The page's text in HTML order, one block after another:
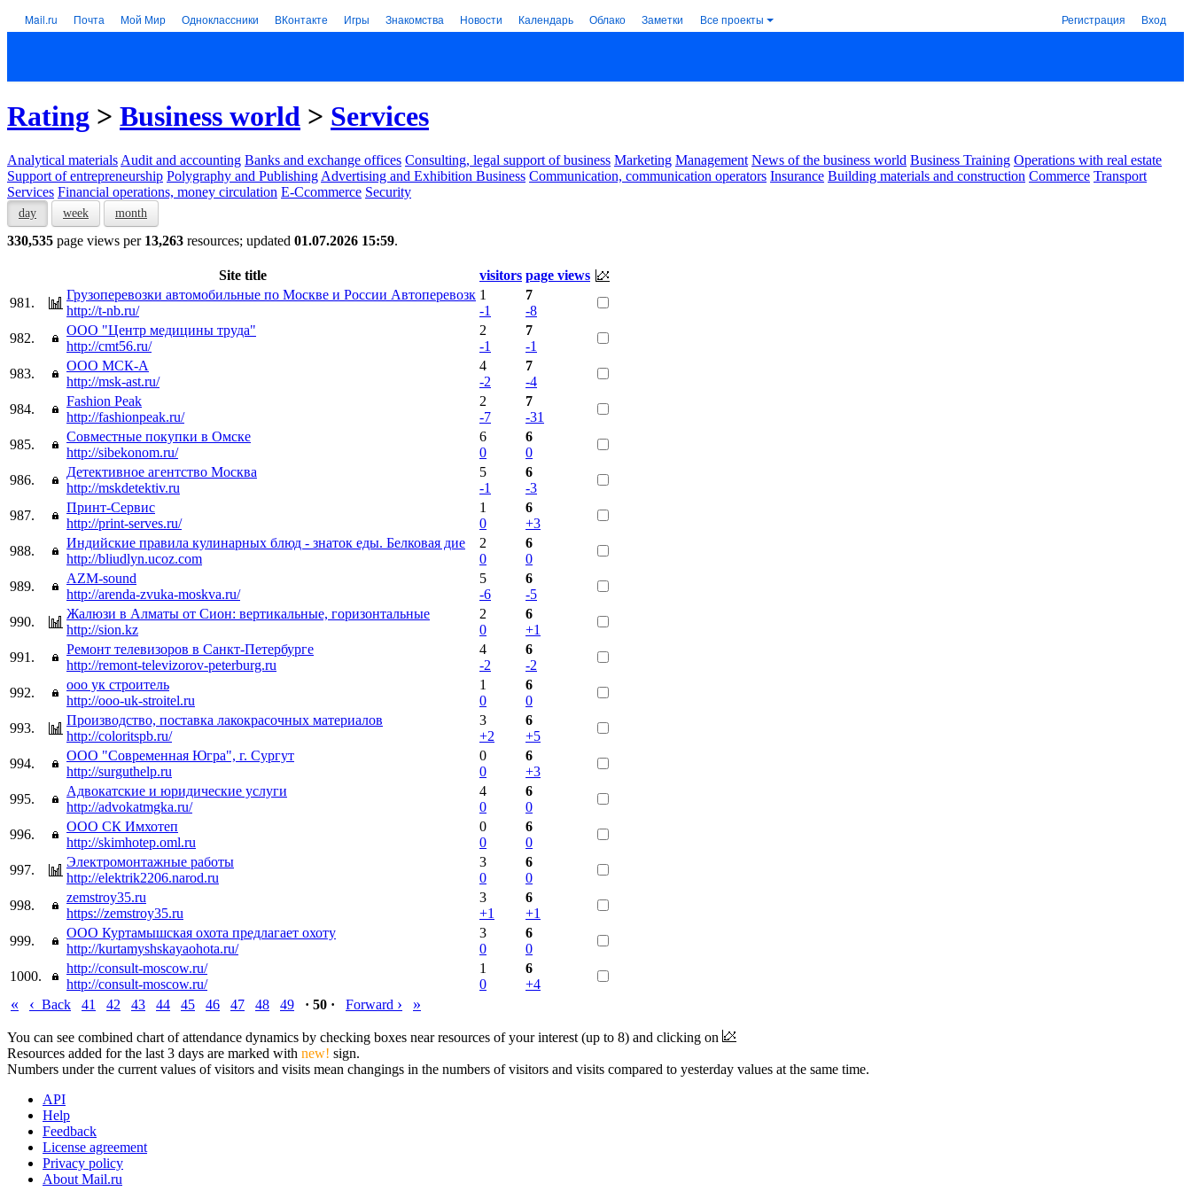
Mail.ru Почта Мой Мир Одноклассники ВКонтакте Игры Знакомства Новости Календарь Облако Заметки Все проекты Регистрация Вход
Rating > Business world > Services
Analytical materials Audit and accounting Banks and exchange offices Consulting, legal support of business Marketing Management News of the business world Business Training Operations with real estate
Support of entrepreneurship Polygraphy and Publishing Advertising and Exhibition Business Communication, communication operators Insurance Building materials and construction Commerce Transport
Services Financial operations, money circulation E-Ccommerce Security
day week month
330,535 page views per 13,263 resources; updated 01.07.2026 15:59.
Site title visitors page views
981.
Грузоперевозки автомобильные по Москве и России Автоперевозк
http://t-nb.ru/
1
-1
7
-8
982.
ООО "Центр медицины труда"
http://cmt56.ru/
2
-1
7
-1
983.
ООО МСК-А
http://msk-ast.ru/
4
-2
7
-4
984.
Fashion Peak
http://fashionpeak.ru/
2
-7
7
-31
985.
Совместные покупки в Омске
http://sibekonom.ru/
6
0
6
0
986.
Детективное агентство Москва
http://mskdetektiv.ru
5
-1
6
-3
987.
Принт-Сервис
http://print-serves.ru/
1
0
6
+3
988.
Индийские правила кулинарных блюд - знаток еды. Белковая дие
http://bliudlyn.ucoz.com
2
0
6
0
989.
AZM-sound
http://arenda-zvuka-moskva.ru/
5
-6
6
-5
990.
Жалюзи в Алматы от Сион: вертикальные, горизонтальные
http://sion.kz
2
0
6
+1
991.
Ремонт телевизоров в Санкт-Петербурге
http://remont-televizorov-peterburg.ru
4
-2
6
-2
992.
ооо ук строитель
http://ooo-uk-stroitel.ru
1
0
6
0
993.
Производство, поставка лакокрасочных материалов
http://coloritspb.ru/
3
+2
6
+5
994.
ООО "Современная Югра", г. Сургут
http://surguthelp.ru
0
0
6
+3
995.
Адвокатские и юридические услуги
http://advokatmgka.ru/
4
0
6
0
996.
ООО СК Имхотеп
http://skimhotep.oml.ru
0
0
6
0
997.
Электромонтажные работы
http://elektrik2206.narod.ru
3
0
6
0
998.
zemstroy35.ru
https://zemstroy35.ru
3
+1
6
+1
999.
ООО Куртамышская охота предлагает охоту
http://kurtamyshskayaohota.ru/
3
0
6
0
1000.
http://consult-moscow.ru/
http://consult-moscow.ru/
1
0
6
+4
« ‹ Back 41 42 43 44 45 46 47 48 49 · 50 · Forward › »
You can see combined chart of attendance dynamics by checking boxes near resources of your interest (up to 8) and clicking on
Resources added for the last 3 days are marked with new! sign.
Numbers under the current values of visitors and visits mean changings in the numbers of visitors and visits compared to yesterday values at the same time.
API
Help
Feedback
License agreement
Privacy policy
About Mail.ru